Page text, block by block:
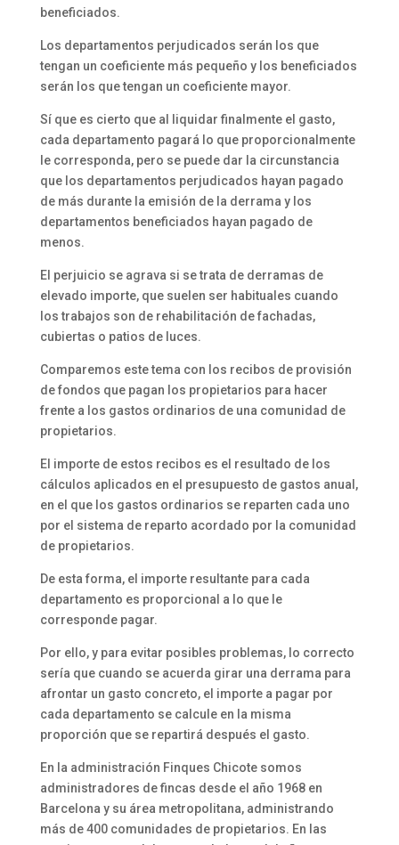
beneficiados.
Los departamentos perjudicados serán los que
tengan un coeficiente más pequeño y los beneficiados
serán los que tengan un coeficiente mayor.
Sí que es cierto que al liquidar finalmente el gasto,
cada departamento pagará lo que proporcionalmente
le corresponda, pero se puede dar la circunstancia
que los departamentos perjudicados hayan pagado
de más durante la emisión de la derrama y los
departamentos beneficiados hayan pagado de
menos.
El perjuicio se agrava si se trata de derramas de
elevado importe, que suelen ser habituales cuando
los trabajos son de rehabilitación de fachadas,
cubiertas o patios de luces.
Comparemos este tema con los recibos de provisión
de fondos que pagan los propietarios para hacer
frente a los gastos ordinarios de una comunidad de
propietarios.
El importe de estos recibos es el resultado de los
cálculos aplicados en el presupuesto de gastos anual,
en el que los gastos ordinarios se reparten cada uno
por el sistema de reparto acordado por la comunidad
de propietarios.
De esta forma, el importe resultante para cada
departamento es proporcional a lo que le
corresponde pagar.
Por ello, y para evitar posibles problemas, lo correcto
sería que cuando se acuerda girar una derrama para
afrontar un gasto concreto, el importe a pagar por
cada departamento se calcule en la misma
proporción que se repartirá después el gasto.
En la administración Finques Chicote somos
administradores de fincas desde el año 1968 en
Barcelona y su área metropolitana, administrando
más de 400 comunidades de propietarios. En las